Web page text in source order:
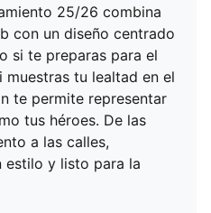
25/26 combina
con un diseño centrado
si te preparas para el
tu lealtad en el
te permite representar
tus héroes. De las
a las calles,
estilo y listo para la